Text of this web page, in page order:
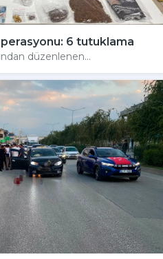
6 tutuklama
düzenlenen...